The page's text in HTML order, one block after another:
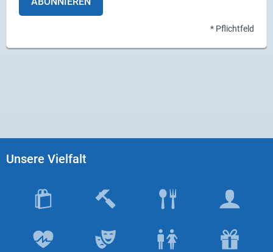
* Pflichtfeld
Unsere Vielfalt